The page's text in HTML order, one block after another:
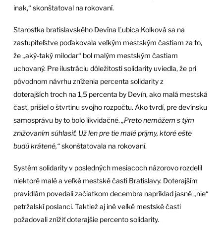
inak,“ skonštatoval na rokovaní.
Starostka bratislavského Devína Ľubica Kolková sa na
zastupiteľstve poďakovala veľkým mestským častiam za to,
že „aký-taký milodar“ bol malým mestským častiam
uchovaný. Pre ilustráciu dôležitosti solidarity uviedla, že pri
pôvodnom návrhu zníženia percenta solidarity z
doterajších troch na 1,5 percenta by Devín, ako malá mestská
časť, prišiel o štvrtinu svojho rozpočtu. Ako tvrdí, pre devínsku
samosprávu by to bolo likvidačné. „Preto nemôžem s tým
znižovaním súhlasiť. Už len pre tie malé príjmy, ktoré ešte
budú krátené,“skonštatovala na rokovaní.
Systém solidarity v posledných mesiacoch názorovo rozdelil
niektoré malé a veľké mestské časti Bratislavy. Doterajším
pravidlám povedali začiatkom decembra napríklad jasné „nie“
petržalskí poslanci. Taktiež aj iné veľké mestské časti
požadovali znížiť doterajšie percento solidarity.